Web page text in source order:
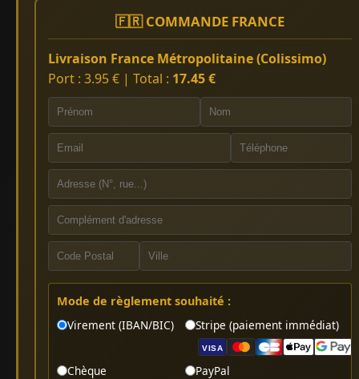
🇫🇷 COMMANDE FRANCE
Livraison France Métropolitaine (Colissimo)
Port : 3.95 € | Total : 17.45 €
Mode de règlement souhaité :
Virement (IBAN/BIC)
Stripe (paiement immédiat)
VISA
Chèque PayPal